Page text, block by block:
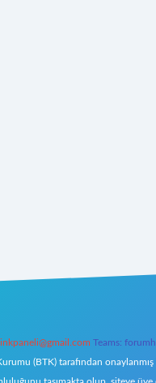
Teams:
(BTK) tarafından